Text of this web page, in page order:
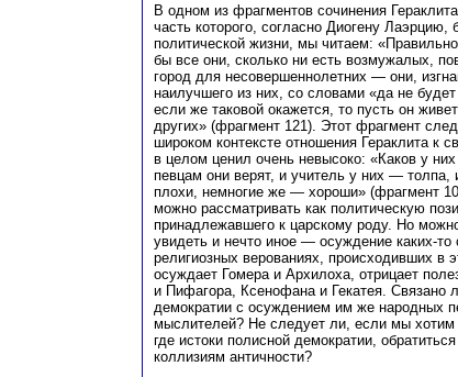
В одном из фрагментов сочинения
часть которого, согласно Диогену
политической жизни, мы читаем:
бы все они, сколько ни есть возмужалых,
город для несовершеннолетних — они,
наилучшего из них, со словами «да не
если же таковой окажется, то пусть он
других» (фрагмент 121). Этот фрагмент
широком контексте отношения Гераклита к
в целом ценил очень невысоко: «Каков у
певцам они верят, и учитель у них — толпа,
плохи, немногие же — хороши» (фрагмент
можно рассматривать как политическую
принадлежавшего к царскому роду. Но
увидеть и нечто иное — осуждение каких-то
религиозных верованиях, происходивших в
осуждает Гомера и Архилоха, отрицает
и Пифагора, Ксенофана и Гекатея. Связано
демократии с осуждением им же народных
мыслителей? Не следует ли, если мы хотим
где истоки полисной демократии,
коллизиям античности?